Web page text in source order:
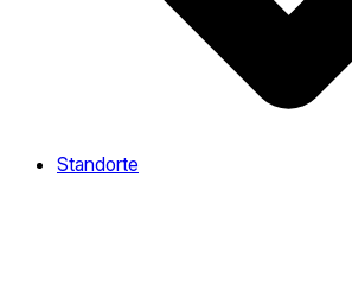
Standorte